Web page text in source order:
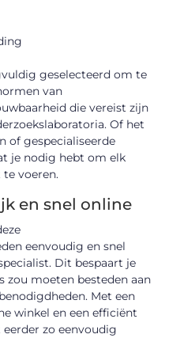
geselecteerd om te
van
die vereist zijn
Of het
of gespecialiseerde
je nodig hebt om elk
voeren.
en snel online
eenvoudig en snel
Dit bespaart je
zou moeten besteden aan
Met een
winkel en een efficiënt
zo eenvoudig